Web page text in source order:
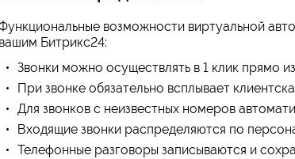
возможности виртуальной
вашим Битрикс24:
Звонки можно осуществлять в 1 клик прямо
При звонке обязательно всплывает
Для звонков с неизвестных номеров
Входящие звонки распределяются по
Телефонные разговоры записываются и